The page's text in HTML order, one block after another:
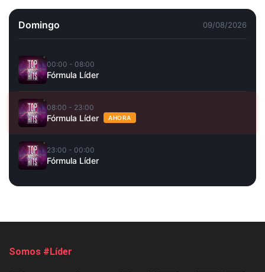
Domingo 09/08/2026
00:00 - 08:00
Fórmula Líder
08:00 - 23:00
Fórmula Líder AHORA
23:00 - 00:00
Fórmula Líder
Somos #Líder